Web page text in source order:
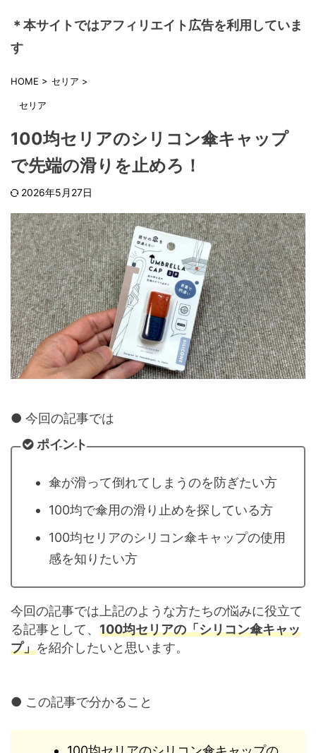
＊本サイトではアフィリエイト広告を利用していま
す
HOME > セリア >
セリア
100均セリアのシリコン傘キャップ
で先端の滑りを止めろ！
2026年5月27日
● 今回の記事では
ポイント
傘が滑って倒れてしまうのを防ぎたい方
100均で傘用の滑り止めを探している方
100均セリアのシリコン傘キャップの使用
感を知りたい方
今回の記事では上記のような方たちの悩みに役立て
る記事として、 100均セリアの「シリコン傘キャッ
プ」を紹介したいと思います。
● この記事で分かること